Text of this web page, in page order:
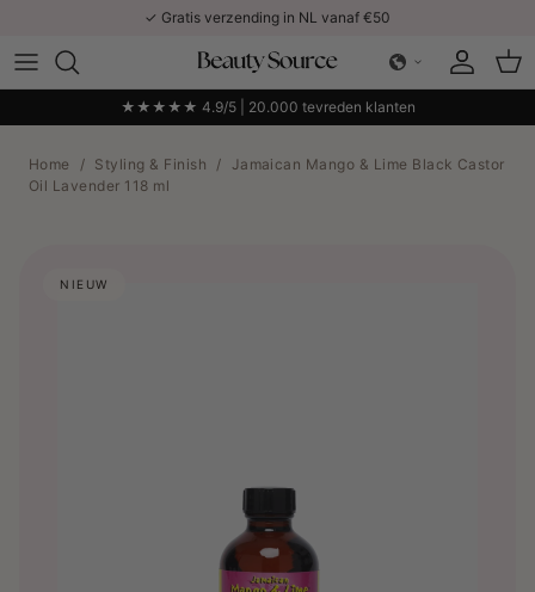
✓ Gratis verzending in NL vanaf €50
Account
★★★★★ 4.9/5 | 20.000 tevreden klanten
Home / Styling & Finish / Jamaican Mango & Lime Black Castor
Oil Lavender 118 ml
NIEUW